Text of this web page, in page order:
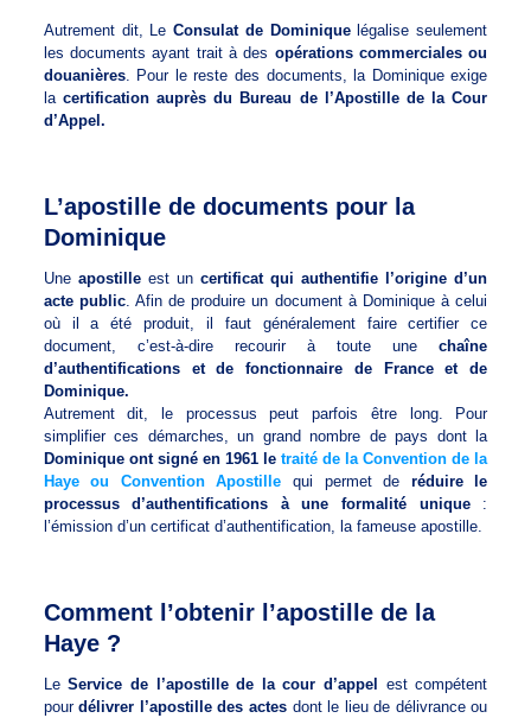
Autrement dit, LeConsulat de Dominiquelégalise seulement
les documents ayant trait à des opérations commerciales ou
douanières. Pour le reste des documents, la Dominique exige
la certification auprès du Bureau de l’Apostille de la Cour
d’Appel.
L’apostille de documents pour la
Dominique
Une apostilleest un certificat qui authentifie l’origine d’un
acte public. Afin de produire un document à Dominique à celui
où il a été produit, il faut généralement faire certifier ce
document, c’est-à-dire recourir à toute unechaîne
d’authentifications et de fonctionnaire de France et de
Dominique.
Autrement dit, le processus peut parfois être long. Pour
simplifier ces démarches, un grand nombre de pays dont la
Dominique ont signé en 1961 letraité de la Convention de la
Haye ou Convention Apostille qui permet de réduire le
processus d’authentifications à une formalité unique:
l’émission d’un certificat d’authentification, la fameuse apostille.
Comment l’obtenir l’apostille de la
Haye ?
LeService de l’apostille de la cour d’appel
est compétent
pourdélivrer l’apostille des actesdont le lieu de délivrance ou